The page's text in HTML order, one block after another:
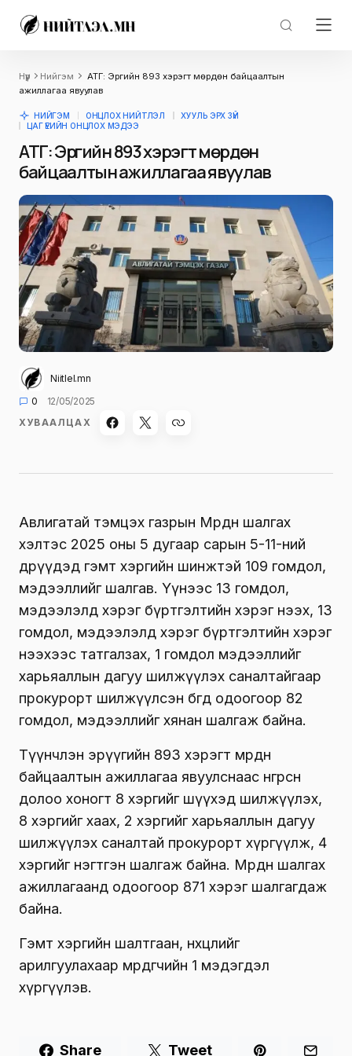
Нүүр Нийгэм
АТГ: Эрүүгийн 893 хэрэгт мөрдөн байцаалтын
ажиллагаа явуулав
НИЙГЭМ ОНЦЛОХ НИЙТЛЭЛ
ХУУЛЬ ЭРХ ЗҮЙ
ЦАГ ҮЕИЙН ОНЦЛОХ МЭДЭЭ
АТГ: Эрүүгийн 893 хэрэгт мөрдөн
байцаалтын ажиллагаа явуулав
Niitlel.mn
0
12/05/2025
ХУВААЛЦАХ
Авлигатай тэмцэх газрын Мөрдөн шалгах
хэлтэс 2025 оны 5 дугаар сарын 5-11-ний
өдрүүдэд гэмт хэргийн шинжтэй 109 гомдол,
мэдээллийг шалгав. Үүнээс 13 гомдол,
мэдээлэлд хэрэг бүртгэлтийн хэрэг нээх, 13
гомдол, мэдээлэлд хэрэг бүртгэлтийн хэрэг
нээхээс татгалзах, 1 гомдол мэдээллийг
харьяаллын дагуу шилжүүлэх саналтайгаар
прокурорт шилжүүлсэн бөгөөд одоогоор 82
гомдол, мэдээллийг хянан шалгаж байна.
Түүнчлэн эрүүгийн 893 хэрэгт мөрдөн
байцаалтын ажиллагаа явуулснаас өнгөрсөн
долоо хоногт 8 хэргийг шүүхэд шилжүүлэх,
8 хэргийг хаах, 2 хэргийг харьяаллын дагуу
шилжүүлэх саналтай прокурорт хүргүүлж, 4
хэргийг нэгтгэн шалгаж байна. Мөрдөн шалгах
ажиллагаанд одоогоор 871 хэрэг шалгагдаж
байна.
Гэмт хэргийн шалтгаан, нөхцөлийг
арилгуулахаар мөрдөгчийн 1 мэдэгдэл
хүргүүлэв.
Share Tweet